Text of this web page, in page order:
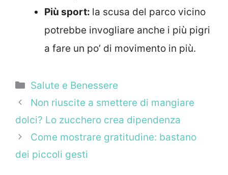
Più sport: la scusa del parco vicino
potrebbe invogliare anche i più pigri
a fare un po’ di movimento in più.
Categorie
Salute e Benessere
Non riuscite a smettere di mangiare
dolci? Lo zucchero crea dipendenza
Come mostrare gratitudine: bastano
dei piccoli gesti